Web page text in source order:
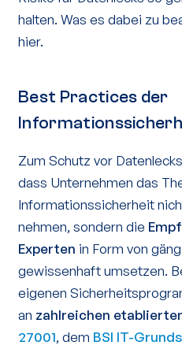
halten. Was es dabei zu
hier.
Best Practices der
Zum Schutz vor
dass Unternehmen das
Informationssicherheit
nehmen, sondern die
Experten in Form von
gewissenhaft umsetzen.
eigenen
an zahlreichen
27001, dem BSI IT-